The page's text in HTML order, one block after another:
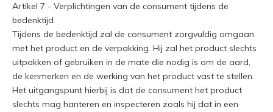
Artikel 7 - Verplichtingen van de consument tijdens de
bedenktijd
Tijdens de bedenktijd zal de consument zorgvuldig omgaan
met het product en de verpakking. Hij zal het product slechts
uitpakken of gebruiken in de mate die nodig is om de aard,
de kenmerken en de werking van het product vast te stellen.
Het uitgangspunt hierbij is dat de consument het product
slechts mag hanteren en inspecteren zoals hij dat in een